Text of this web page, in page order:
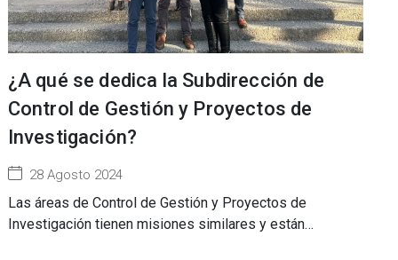
¿A qué se dedica la Subdirección de
Control de Gestión y Proyectos de
Investigación?
28 Agosto 2024
Las áreas de Control de Gestión y Proyectos de
Investigación tienen misiones similares y están…